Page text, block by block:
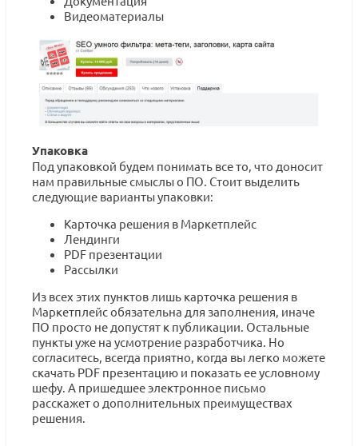
Видеоматериалы
Упаковка
Под упаковкой будем понимать все то, что доносит
нам правильные смыслы о ПО. Стоит выделить
следующие варианты упаковки:
Карточка решения в Маркетплейс
Лендинги
PDF презентации
Рассылки
Из всех этих пунктов лишь карточка решения в
Маркетплейс обязательна для заполнения, иначе
ПО просто не допустят к публикации. Остальные
пункты уже на усмотрение разработчика. Но
согласитесь, всегда приятно, когда вы легко можете
скачать PDF презентацию и показать ее условному
шефу. А пришедшее электронное письмо
расскажет о дополнительных преимуществах
решения.